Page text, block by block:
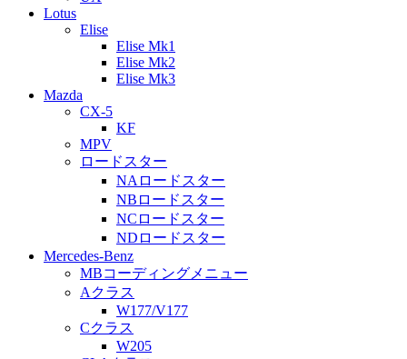
Lotus
Elise
Elise Mk1
Elise Mk2
Elise Mk3
Mazda
CX-5
KF
MPV
ロードスター
NAロードスター
NBロードスター
NCロードスター
NDロードスター
Mercedes-Benz
MBコーディングメニュー
Aクラス
W177/V177
Cクラス
W205